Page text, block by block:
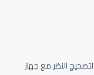
النظر مع جهاز